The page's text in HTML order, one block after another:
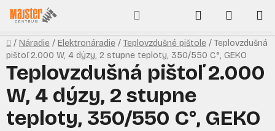
Prejsť
na
obsah
Hľadať
KOŠÍK
Domov
/ Náradie / Elektronáradie / Teplovzdušné pištole / Teplovzdušná
pištoľ 2.000 W, 4 dýzy, 2 stupne teploty, 350/550 C°, GEKO
Teplovzdušná pištoľ 2.000
W, 4 dýzy, 2 stupne
teploty, 350/550 C°, GEKO